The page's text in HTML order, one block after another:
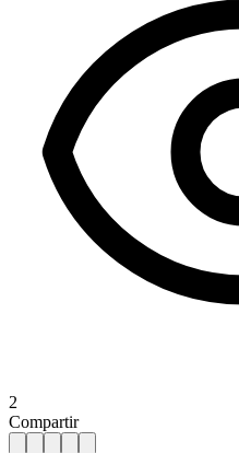
2
Compartir